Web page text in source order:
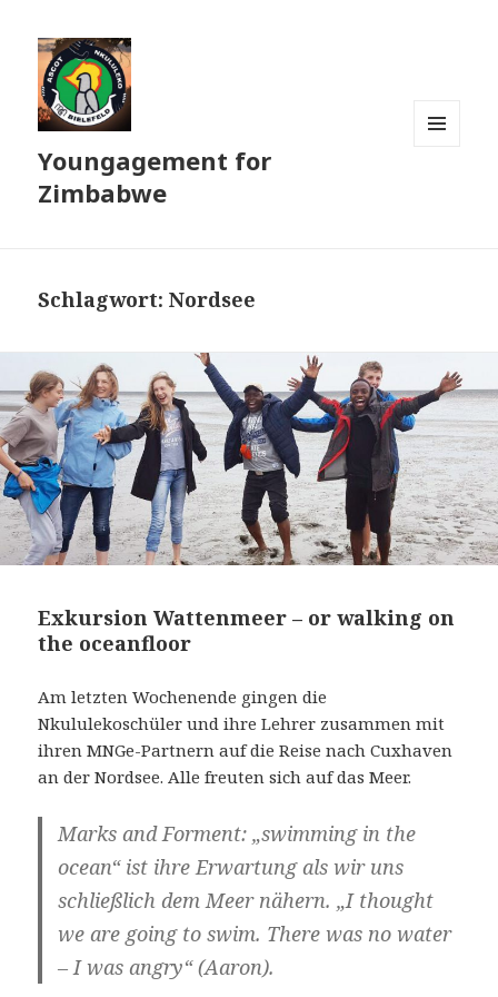
Youngagement for
Zimbabwe
Schlagwort:Nordsee
Exkursion Wattenmeer – or walking on
the oceanfloor
Am letzten Wochenende gingen die
Nkululekoschüler und ihre Lehrer zusammen mit
ihren MNGe-Partnern auf die Reise nach Cuxhaven
an der Nordsee. Alle freuten sich auf das Meer.
Marks and Forment: „swimming in the
ocean“ ist ihre Erwartung als wir uns
schließlich dem Meer nähern. „I thought
we are going to swim. There was no water
– I was angry“ (Aaron).